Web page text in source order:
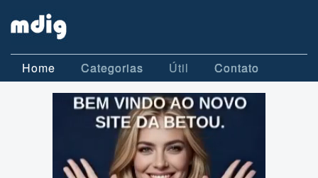
Home Categorias Útil Contato